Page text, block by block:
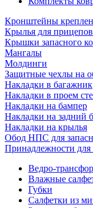
Кронштейны
Крылья для прицепов
Крышки запасного
Мангалы
Молдинги
Защитные чехлы на
Накладки в багажник
Накладки в проем
Накладки на бампер
Накладки на задний
Накладки на крылья
Обод НПС для
Принадлежности
Ведро-
Влажные
Губки
Салфетки из